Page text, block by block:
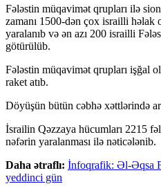
Fələstin müqavimət qrupları ilə
zamanı 1500-dən çox israilli
yaralanıb və ən azı 200 israilli
götürülüb.
Fələstin müqavimət qrupları işğal
raket atıb.
Döyüşün bütün cəbhə xəttlərində
İsrailin Qəzzaya hücumları 2215
nəfərin yaralanması ilə nəticələnib.
Daha ətraflı: İnfoqrafik: Əl-Əqsa
yeddinci gün